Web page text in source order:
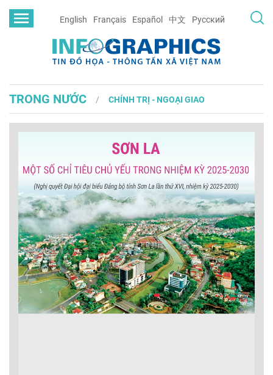
English Français Español 中文 Русский
TRONG NƯỚC CHÍNH TRỊ - NGOẠI GIAO